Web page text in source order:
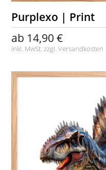
Purplexo | Print
ab 14,90 €
inkl. MwSt. zzgl.Versandkosten